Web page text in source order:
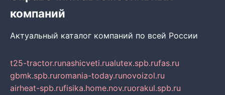
компаний
Актуальный каталог компаний по всей России
t25-tractor.runashicveti.rualutex.spb.rufas.ru
gbmk.spb.ruromania-today.runovoizol.ru
airheat-spb.rufisika.home.nov.ruorakul.spb.ru